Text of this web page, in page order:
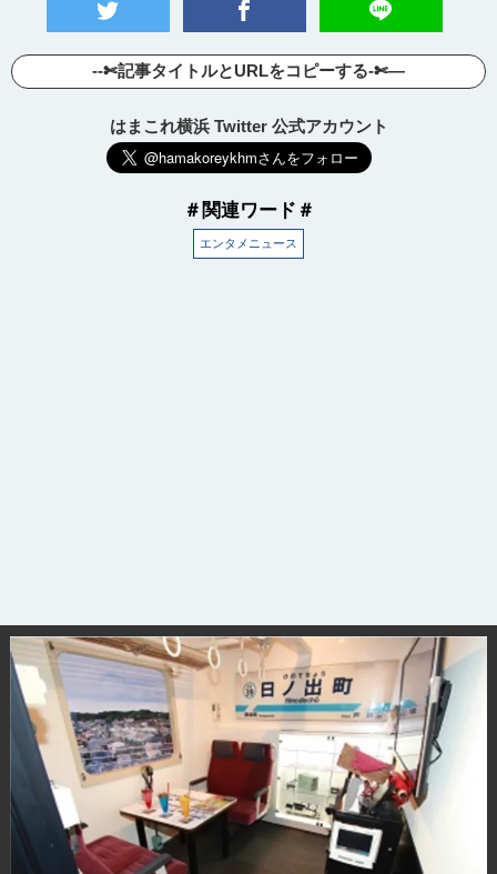
--✄記事タイトルとURLをコピーする-✄—
はまこれ横浜 Twitter 公式アカウント
＃関連ワード＃
エンタメニュース